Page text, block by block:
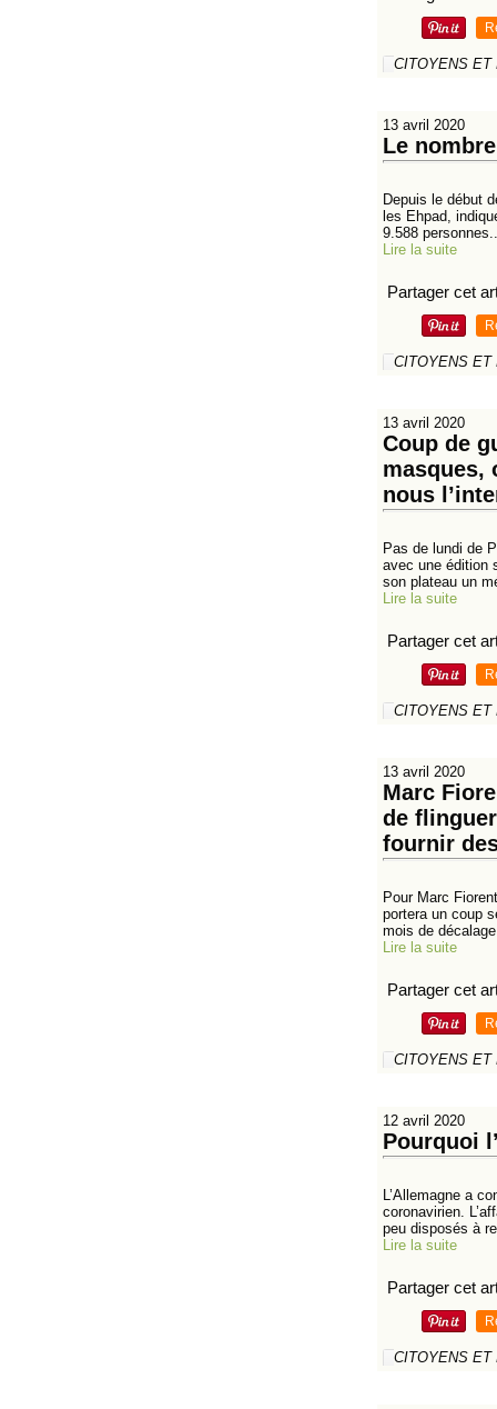
CITOYENS ET
13 avril 2020
Le
Depuis le début
les Ehpad,
9.588
Lire la suite
Partager cet
CITOYENS ET
13 avril 2020
Coup de
masques,
nous
Pas de lundi de
avec une édition
son plateau un
Lire la suite
Partager cet
CITOYENS ET
13 avril 2020
Marc
de
fournir
Pour Marc
portera un coup
mois de décalage
Lire la suite
Partager cet
CITOYENS ET
12 avril 2020
Pourquoi
L’Allemagne a
coronavirien.
peu disposés à
Lire la suite
Partager cet
CITOYENS ET